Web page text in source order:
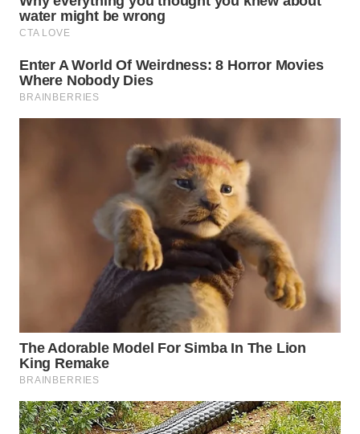
WN
SOLO
WN
BOROBUDUR
WN
MANDALIKA
WN